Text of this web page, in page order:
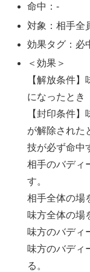
命中：-
対象：相手全
効果タグ：必
＜効果＞
【解放条件
になったとき
【封印条件
が解除された
技が必ず命中
相手のバディ
す。
相手全体の場
味方全体の場
味方のバディ
味方のバディ
る。